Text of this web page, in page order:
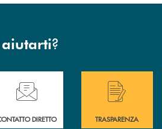
aiutarti?
delle filiali .
Hai bisogno di assistenza immediata?
DIRETTO
Hai bisogno di
TRASPARENZA